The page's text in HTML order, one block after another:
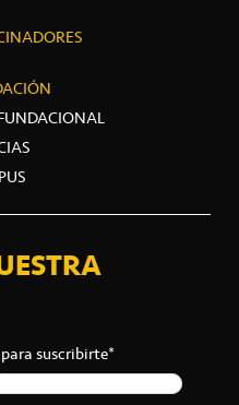
suscribirte*